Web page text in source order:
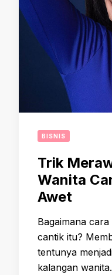
BISNIS
Trik
Wanita
Awet
Bagaimana
cantik itu?
tentunya
kalangan